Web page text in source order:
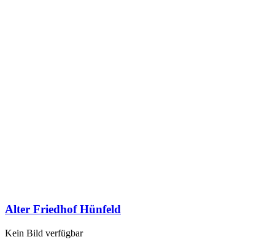
Alter Friedhof Hünfeld
Kein Bild verfügbar